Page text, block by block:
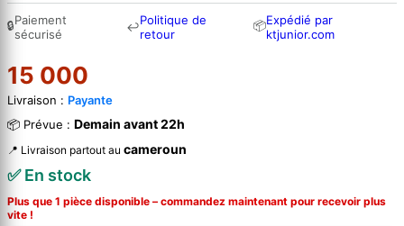
🔒Paiement
sécurisé
↩Politique de
retour
📦Expédié par
ktjunior.com
15 000
Livraison : Payante
📦 Prévue : Demain avant 22h
📍 Livraison partout au cameroun
✅ En stock
Plus que 1 pièce disponible – commandez maintenant pour recevoir plus
vite !